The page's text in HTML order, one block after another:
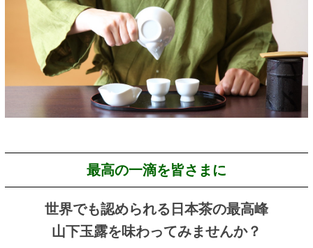
最高の一滴を皆さまに
世界でも認められる日本茶の最高峰
山下玉露を味わってみませんか？